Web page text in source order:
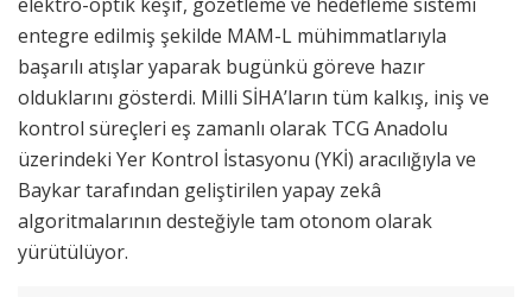
entegre edilmiş şekilde MAM-L mühimmatlarıyla
başarılı atışlar yaparak bugünkü göreve hazır
olduklarını gösterdi. Milli SİHA’ların tüm kalkış, iniş ve
kontrol süreçleri eş zamanlı olarak TCG Anadolu
üzerindeki Yer Kontrol İstasyonu (YKİ) aracılığıyla ve
Baykar tarafından geliştirilen yapay zekâ
algoritmalarının desteğiyle tam otonom olarak
yürütülüyor.